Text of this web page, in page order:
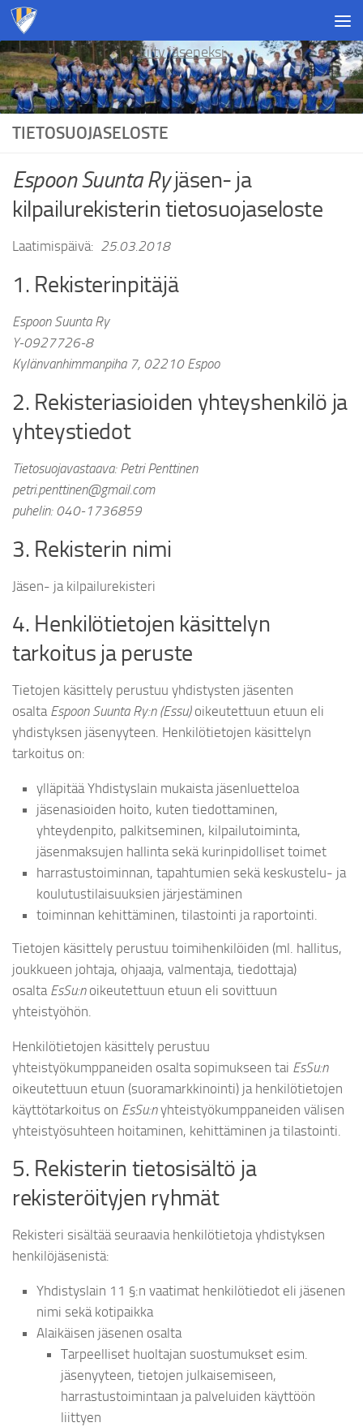
Skip to content
Liity jäseneksi
TIETOSUOJASELOSTE
Espoon Suunta Ryjäsen- ja
kilpailurekisterin tietosuojaseloste
Laatimispäivä: 25.03.2018
1. Rekisterinpitäjä
Espoon Suunta Ry
Y-0927726-8
Kylänvanhimmanpiha 7, 02210 Espoo
2. Rekisteriasioiden yhteyshenkilö ja
yhteystiedot
Tietosuojavastaava: Petri Penttinen
petri.penttinen@gmail.com
puhelin: 040-1736859
3. Rekisterin nimi
Jäsen- ja kilpailurekisteri
4. Henkilötietojen käsittelyn
tarkoitus ja peruste
Tietojen käsittely perustuu yhdistysten jäsenten
osalta Espoon Suunta Ry:n (Essu)oikeutettuun etuun eli
yhdistyksen jäsenyyteen. Henkilötietojen käsittelyn
tarkoitus on:
ylläpitää Yhdistyslain mukaista jäsenluetteloa
jäsenasioiden hoito, kuten tiedottaminen,
yhteydenpito, palkitseminen, kilpailutoiminta,
jäsenmaksujen hallinta sekä kurinpidolliset toimet
harrastustoiminnan, tapahtumien sekä keskustelu- ja
koulutustilaisuuksien järjestäminen
toiminnan kehittäminen, tilastointi ja raportointi.
Tietojen käsittely perustuu toimihenkilöiden (ml. hallitus,
joukkueen johtaja, ohjaaja, valmentaja, tiedottaja)
osalta EsSu:noikeutettuun etuun eli sovittuun
yhteistyöhön.
Henkilötietojen käsittely perustuu
yhteistyökumppaneiden osalta sopimukseen tai EsSu:n
oikeutettuun etuun (suoramarkkinointi) ja henkilötietojen
käyttötarkoitus on EsSu:nyhteistyökumppaneiden välisen
yhteistyösuhteen hoitaminen, kehittäminen ja tilastointi.
5. Rekisterin tietosisältö ja
rekisteröityjen ryhmät
Rekisteri sisältää seuraavia henkilötietoja yhdistyksen
henkilöjäsenistä:
Yhdistyslain 11 §:n vaatimat henkilötiedot eli jäsenen
nimi sekä kotipaikka
Alaikäisen jäsenen osalta
Tarpeelliset huoltajan suostumukset esim.
jäsenyyteen, tietojen julkaisemiseen,
harrastustoimintaan ja palveluiden käyttöön
liittyen